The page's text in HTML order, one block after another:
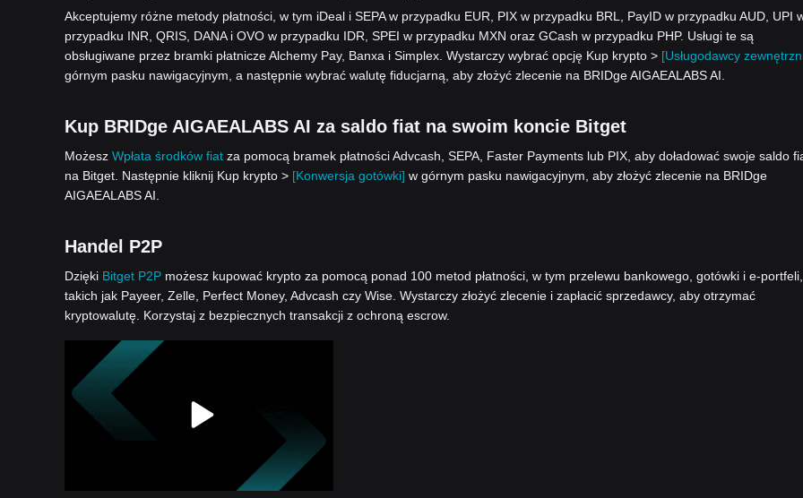
Akceptujemy różne metody płatności, w tym iDeal i SEPA w przypadku EUR, PIX w przypadku BRL, PayID w przypadku AUD, UPI
przypadku INR, QRIS, DANA i OVO w przypadku IDR, SPEI w przypadku MXN oraz GCash w przypadku PHP. Usługi te są
obsługiwane przez bramki płatnicze Alchemy Pay, Banxa i Simplex. Wystarczy wybrać opcję Kup krypto > [Usługodawcy
górnym pasku nawigacyjnym, a następnie wybrać walutę fiducjarną, aby złożyć zlecenie na BRIDge AIGAEALABS AI.
Kup BRIDge AIGAEALABS AI za saldo fiat na swoim koncie Bitget
Możesz Wpłata środków fiat za pomocą bramek płatności Advcash, SEPA, Faster Payments lub PIX, aby doładować swoje saldo
na Bitget. Następnie kliknij Kup krypto > [Konwersja gotówki] w górnym pasku nawigacyjnym, aby złożyć zlecenie na BRIDge
AIGAEALABS AI.
Handel P2P
Dzięki Bitget P2P możesz kupować krypto za pomocą ponad 100 metod płatności, w tym przelewu bankowego, gotówki i e-portfeli,
takich jak Payeer, Zelle, Perfect Money, Advcash czy Wise. Wystarczy złożyć zlecenie i zapłacić sprzedawcy, aby otrzymać
kryptowalutę. Korzystaj z bezpiecznych transakcji z ochroną escrow.